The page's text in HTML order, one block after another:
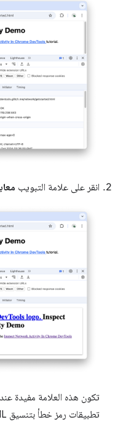
انقر على علامة التبويب
تكون هذه العلامة مفيدة